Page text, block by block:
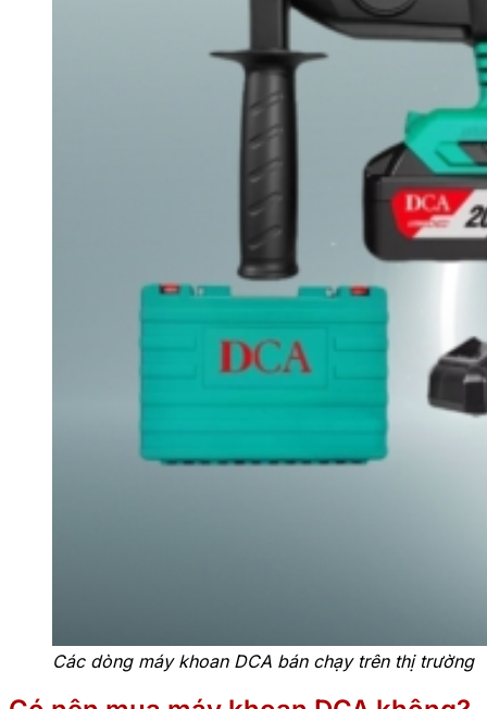
Các dòng máy khoan DCA bán chạy trên thị trường